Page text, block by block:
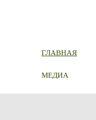
ГЛАВНАЯ
МЕДИА